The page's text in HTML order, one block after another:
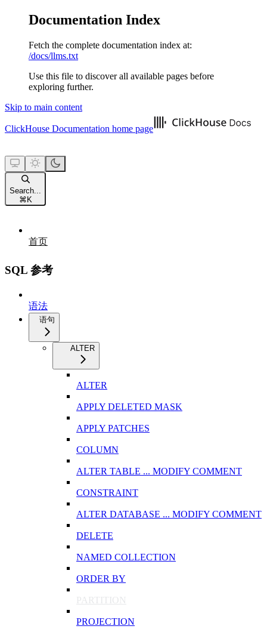
Documentation Index
Fetch the complete documentation index at:
/docs/llms.txt
Use this file to discover all available pages before
exploring further.
Skip to main content
ClickHouse Documentation home page
Search...
⌘ K
首页
SQL 参考
语法
语句
ALTER
ALTER
APPLY DELETED MASK
APPLY PATCHES
COLUMN
ALTER TABLE ... MODIFY COMMENT
CONSTRAINT
ALTER DATABASE ... MODIFY COMMENT
DELETE
NAMED COLLECTION
ORDER BY
PARTITION
PROJECTION